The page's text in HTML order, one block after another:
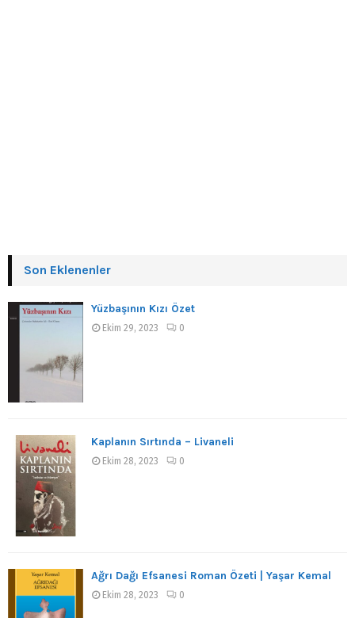
Son Eklenenler
Yüzbaşının Kızı Özet
Ekim 29, 2023 0
Kaplanın Sırtında – Livaneli
Ekim 28, 2023 0
Ağrı Dağı Efsanesi Roman Özeti | Yaşar Kemal
Ekim 28, 2023 0